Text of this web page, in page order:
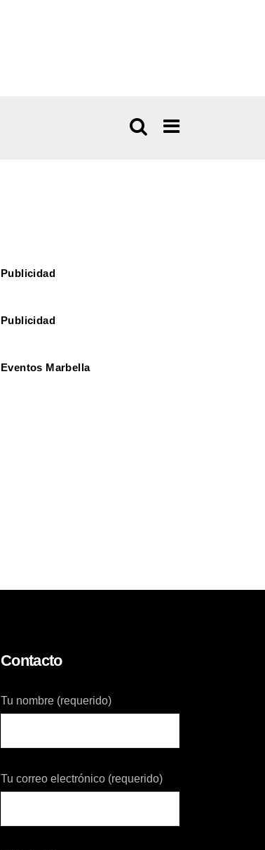
Publicidad
Publicidad
Eventos Marbella
Contacto
Tu nombre (requerido)
Tu correo electrónico (requerido)